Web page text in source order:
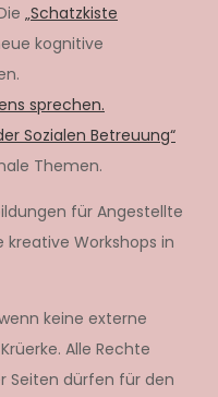
„Schatzkiste
kognitive
sprechen.
Sozialen Betreuung“
Themen.
für Angestellte
Workshops in
keine externe
Alle Rechte
Seiten dürfen für den